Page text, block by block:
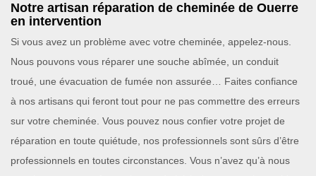
Notre artisan réparation de cheminée de Ouerre
en intervention
Si vous avez un problème avec votre cheminée, appelez-nous.
Nous pouvons vous réparer une souche abîmée, un conduit
troué, une évacuation de fumée non assurée… Faites confiance
à nos artisans qui feront tout pour ne pas commettre des erreurs
sur votre cheminée. Vous pouvez nous confier votre projet de
réparation en toute quiétude, nos professionnels sont sûrs d’être
professionnels en toutes circonstances. Vous n’avez qu’à nous